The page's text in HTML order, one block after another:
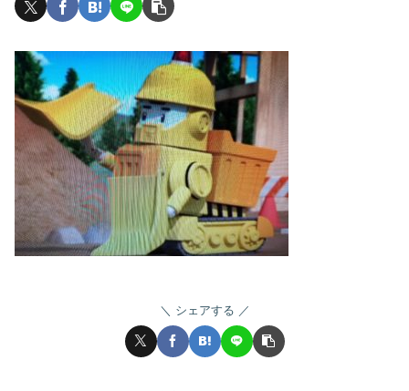
シェアする